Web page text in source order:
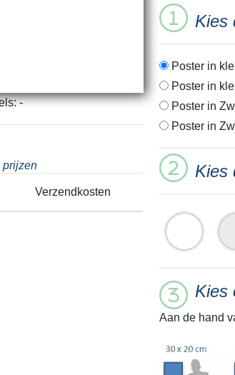
-
prijzen
Verzendkosten
Kies
Poster in
Poster in
Poster in
Poster in
Kies
Kies
Aan de hand